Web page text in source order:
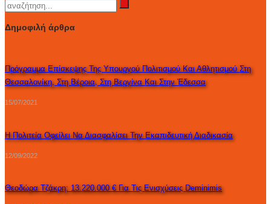
Δημοφιλή άρθρα
Πρόγραμμα Επίσκεψης Της Υπουργού Πολιτισμού Και Αθλητισμού Στη
Θεσσαλονίκη, Στη Βέροια, Στη Βεργίνα Και Στην Έδεσσα
15/07/2021
Η Πολιτεία Οφείλει Να Διασφαλίσει Την Εκαπιδευτική Διαδικασία
12/09/2022
Θεοδώρα Τζάκρη: 13.220.000 € Για Τις Ενισχύσεις Deminimis